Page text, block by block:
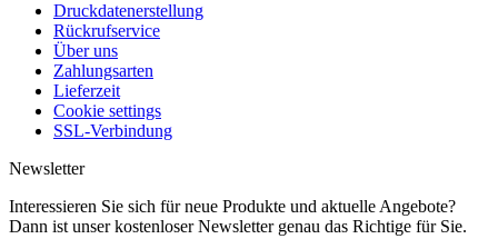
Druckdatenerstellung
Rückrufservice
Über uns
Zahlungsarten
Lieferzeit
Cookie settings
SSL-Verbindung
Newsletter
Interessieren Sie sich für neue Produkte und aktuelle Angebote?
Dann ist unser kostenloser Newsletter genau das Richtige für Sie.